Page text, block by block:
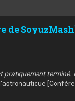
de
pratiquement